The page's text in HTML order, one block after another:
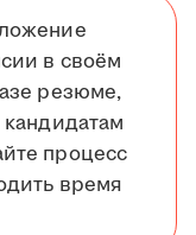
в своём
резюме,
процесс
время